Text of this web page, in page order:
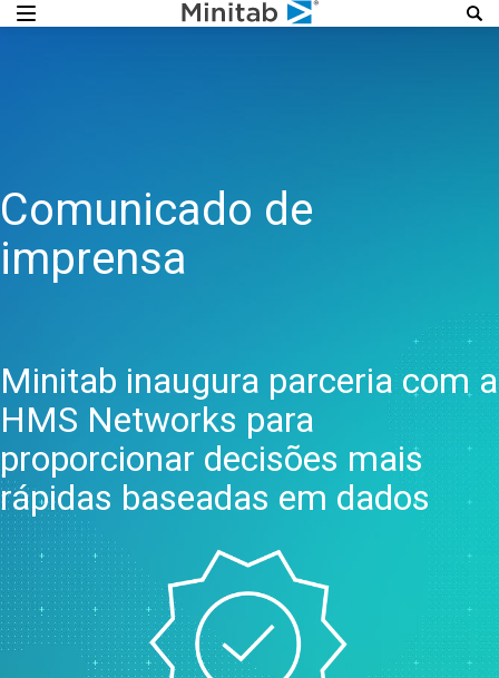
Comunicado de
imprensa
Minitab inaugura parceria com a
HMS Networks para
proporcionar decisões mais
rápidas baseadas em dados